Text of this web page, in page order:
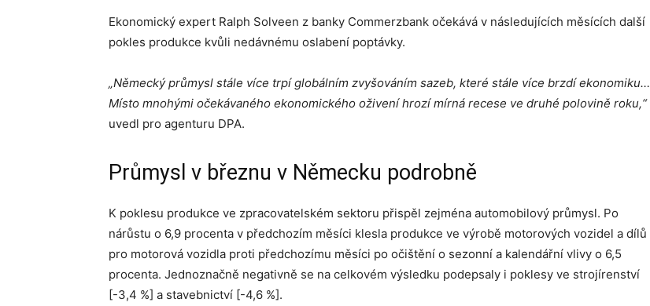
Ekonomický expert Ralph Solveen z banky Commerzbank očekává v následujících měsících další
pokles produkce kvůli nedávnému oslabení poptávky.
„Německý průmysl stále více trpí globálním zvyšováním sazeb, které stále více brzdí ekonomiku…
Místo mnohými očekávaného ekonomického oživení hrozí mírná recese ve druhé polovině roku,“
uvedl pro agenturu DPA.
Průmysl v březnu v Německu podrobně
K poklesu produkce ve zpracovatelském sektoru přispěl zejména automobilový průmysl. Po
nárůstu o 6,9 procenta v předchozím měsíci klesla produkce ve výrobě motorových vozidel a dílů
pro motorová vozidla proti předchozímu měsíci po očištění o sezonní a kalendářní vlivy o 6,5
procenta. Jednoznačně negativně se na celkovém výsledku podepsaly i poklesy ve strojírenství
[-3,4 %] a stavebnictví [-4,6 %].